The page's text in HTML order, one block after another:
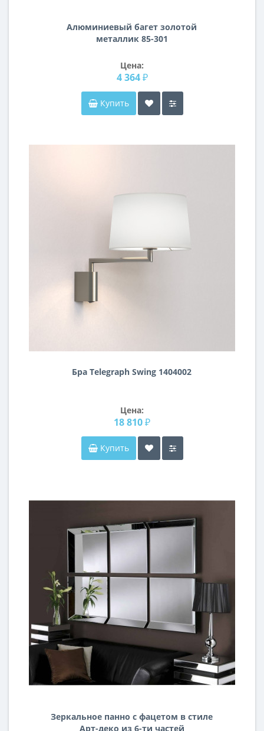
Алюминиевый багет золотой
металлик 85-301
Цена:
4 364 ₽
Купить
Бра Telegraph Swing 1404002
Цена:
18 810 ₽
Купить
Зеркальное панно с фацетом в стиле
Арт-деко из 6-ти частей